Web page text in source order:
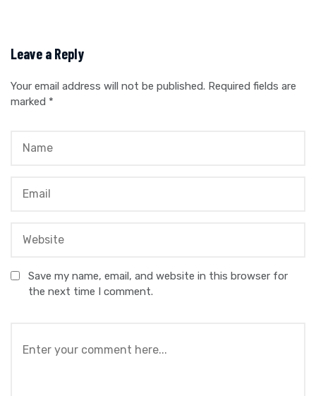
Leave a Reply
Your email address will not be published. Required fields are
marked *
Save my name, email, and website in this browser for
the next time I comment.